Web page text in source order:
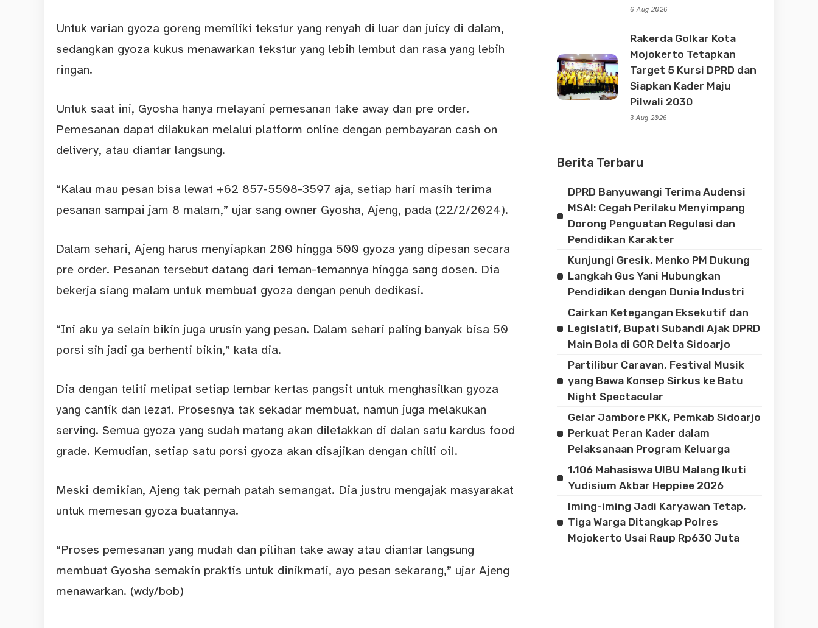
Untuk varian gyoza goreng memiliki tekstur yang renyah di luar dan juicy di dalam,
sedangkan gyoza kukus menawarkan tekstur yang lebih lembut dan rasa yang lebih
ringan.
Untuk saat ini, Gyosha hanya melayani pemesanan take away dan pre order.
Pemesanan dapat dilakukan melalui platform online dengan pembayaran cash on
delivery, atau diantar langsung.
“Kalau mau pesan bisa lewat +62 857-5508-3597 aja, setiap hari masih terima
pesanan sampai jam 8 malam,” ujar sang owner Gyosha, Ajeng, pada (22/2/2024).
Dalam sehari, Ajeng harus menyiapkan 200 hingga 500 gyoza yang dipesan secara
pre order. Pesanan tersebut datang dari teman-temannya hingga sang dosen. Dia
bekerja siang malam untuk membuat gyoza dengan penuh dedikasi.
“Ini aku ya selain bikin juga urusin yang pesan. Dalam sehari paling banyak bisa 50
porsi sih jadi ga berhenti bikin,” kata dia.
Dia dengan teliti melipat setiap lembar kertas pangsit untuk menghasilkan gyoza
yang cantik dan lezat. Prosesnya tak sekadar membuat, namun juga melakukan
serving. Semua gyoza yang sudah matang akan diletakkan di dalan satu kardus food
grade. Kemudian, setiap satu porsi gyoza akan disajikan dengan chilli oil.
Meski demikian, Ajeng tak pernah patah semangat. Dia justru mengajak masyarakat
untuk memesan gyoza buatannya.
“Proses pemesanan yang mudah dan pilihan take away atau diantar langsung
membuat Gyosha semakin praktis untuk dinikmati, ayo pesan sekarang,” ujar Ajeng
menawarkan. (wdy/bob)
6 Aug 2026
Rakerda Golkar Kota
Mojokerto Tetapkan
Target 5 Kursi DPRD dan
Siapkan Kader Maju
Pilwali 2030
3 Aug 2026
Berita Terbaru
DPRD Banyuwangi Terima Audensi
MSAI: Cegah Perilaku Menyimpang
Dorong Penguatan Regulasi dan
Pendidikan Karakter
Kunjungi Gresik, Menko PM Dukung
Langkah Gus Yani Hubungkan
Pendidikan dengan Dunia Industri
Cairkan Ketegangan Eksekutif dan
Legislatif, Bupati Subandi Ajak DPRD
Main Bola di GOR Delta Sidoarjo
Partilibur Caravan, Festival Musik
yang Bawa Konsep Sirkus ke Batu
Night Spectacular
Gelar Jambore PKK, Pemkab Sidoarjo
Perkuat Peran Kader dalam
Pelaksanaan Program Keluarga
1.106 Mahasiswa UIBU Malang Ikuti
Yudisium Akbar Heppiee 2026
Iming-iming Jadi Karyawan Tetap,
Tiga Warga Ditangkap Polres
Mojokerto Usai Raup Rp630 Juta